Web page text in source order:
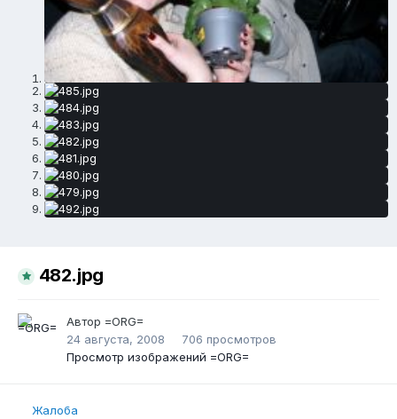
482.jpg
Автор =ORG=
24 августа, 2008
706 просмотров
Просмотр изображений =ORG=
Жалоба